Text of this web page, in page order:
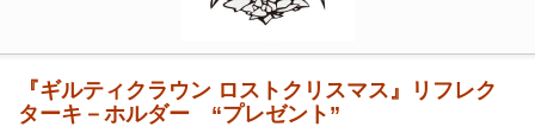
『ギルティクラウン ロストクリスマス』リフレク
ターキ－ホルダー “プレゼント”